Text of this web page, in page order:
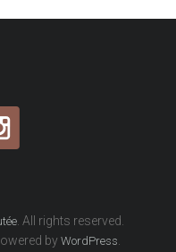
. All rights reserved.
byWordPress